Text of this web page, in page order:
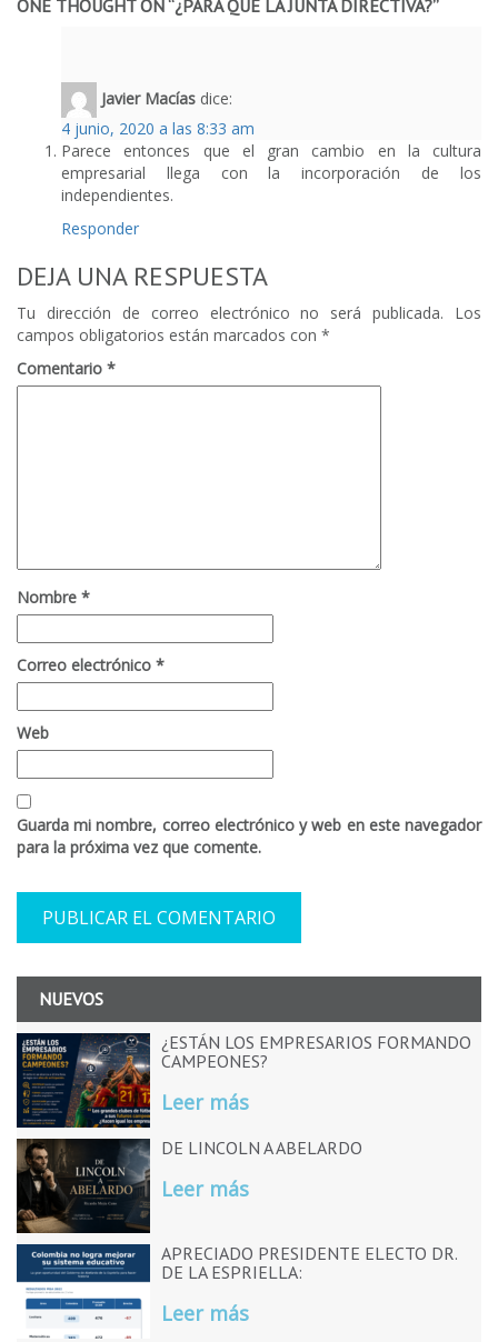
ONE THOUGHT ON “¿PARA QUE LA JUNTA DIRECTIVA?”
Javier Macías dice:
4 junio, 2020 a las 8:33 am
Parece entonces que el gran cambio en la cultura
empresarial llega con la incorporación de los
independientes.
Responder
DEJA UNA RESPUESTA
Tu dirección de correo electrónico no será publicada.
Los
campos obligatorios están marcados con *
Comentario *
Nombre *
Correo electrónico *
Web
Guarda mi nombre, correo electrónico y web en este navegador
para la próxima vez que comente.
NUEVOS
¿ESTÁN LOS EMPRESARIOS FORMANDO
CAMPEONES?
Leer más
DE LINCOLN A ABELARDO
Leer más
APRECIADO PRESIDENTE ELECTO DR.
DE LA ESPRIELLA:
Leer más